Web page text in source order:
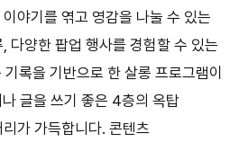
야기를 엮고 영감을 나눌 수 있는
다양한 팝업 행사를 경험할 수 있는
록을 기반으로 한 살롱 프로그램이
글을 쓰기 좋은 4층의 옥탑
가 가득합니다. 콘텐츠